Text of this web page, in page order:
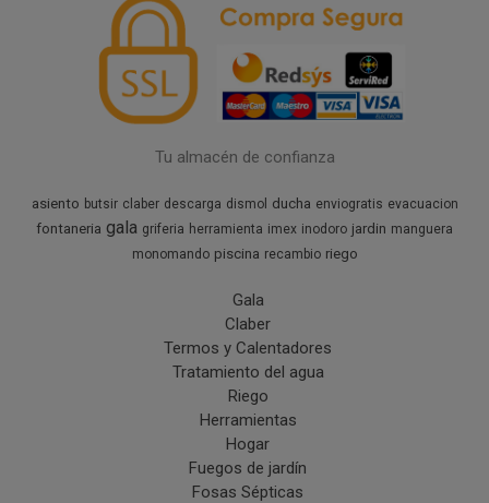
Tu almacén de confianza
asiento butsir claber descarga dismol ducha enviogratis evacuacion
fontaneria gala griferia herramienta imex inodoro jardin manguera
monomando piscina recambio riego
Gala
Claber
Termos y Calentadores
Tratamiento del agua
Riego
Herramientas
Hogar
Fuegos de jardín
Fosas Sépticas